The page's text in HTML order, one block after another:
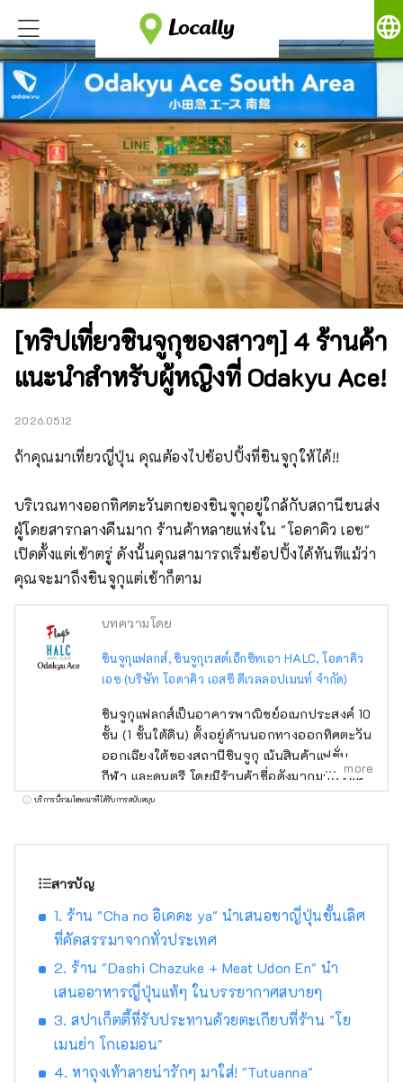
language
[ทริปเที่ยวชินจูกุของสาวๆ] 4 ร้านค้า
แนะนำสำหรับผู้หญิงที่ Odakyu Ace!
2026.05.12
ถ้าคุณมาเที่ยวญี่ปุ่น คุณต้องไปช้อปปิ้งที่ชินจูกุให้ได้!!
บริเวณทางออกทิศตะวันตกของชินจูกุอยู่ใกล้กับสถานีขนส่ง
ผู้โดยสารกลางคืนมาก ร้านค้าหลายแห่งใน "โอดาคิว เอซ"
เปิดตั้งแต่เช้าตรู่ ดังนั้นคุณสามารถเริ่มช้อปปิ้งได้ทันทีแม้ว่า
คุณจะมาถึงชินจูกุแต่เช้าก็ตาม
บทความโดย
ชินจูกุแฟลกส์, ชินจูกุเวสต์เอ็กซิทเอา HALC, โอดาคิว
เอซ (บริษัท โอดาคิว เอสซี ดีเวลลอปเมนท์ จำกัด)
ชินจูกุแฟลกส์เป็นอาคารพาณิชย์อเนกประสงค์ 10
ชั้น (1 ชั้นใต้ดิน) ตั้งอยู่ด้านนอกทางออกทิศตะวัน
ออกเฉียงใต้ของสถานีชินจูกุ เน้นสินค้าแฟชั่น
กีฬา และดนตรี โดยมีร้านค้าชื่อดังมากมาย เช่น
GAP, Uniqlo, Oshman's และ Tower Records
สินค้า Odakyu, ร้าน Bic Camera, ร้านอาหาร,
สถานบริการต่างๆ และอื่นๆ อีกมากมาย เพื่อ
รองรับผู้คนที่ใช้ชีวิตประจำวันในแบบของตนเอง
โอดาคิว เอซ เป็นศูนย์การค้าใต้ดินที่ทางออกทิศ
ตะวันตกของชินจูกุ แบ่งออกเป็นสองอาคาร คือ
อาคารเหนือและอาคารใต้ ที่นี่มีร้านอาหารและ
ร้านค้าปลีกหลากหลายประเภท ทำให้คุณ
สามารถเพลิดเพลินกับการช้อปปิ้งและอาหารริม
ทางแบบสบายๆ โดยไม่ต้องเปียกฝน
more
บริการนี้รวมโฆษณาที่ได้รับการสนับสนุน
สารบัญ
1. ร้าน "Cha no อิเคดะ ya" นำเสนอชาญี่ปุ่นชั้นเลิศ
ที่คัดสรรมาจากทั่วประเทศ
2. ร้าน "Dashi Chazuke + Meat Udon En" นำ
เสนออาหารญี่ปุ่นแท้ๆ ในบรรยากาศสบายๆ
3. สปาเก็ตตี้ที่รับประทานด้วยตะเกียบที่ร้าน "โย
เมนย่า โกเอมอน"
4. หาถุงเท้าลายน่ารักๆ มาใส่! "Tutuanna"